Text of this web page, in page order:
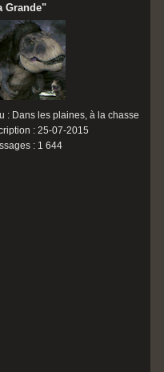
Grande"
: Dans les plaines, à la chasse
: 25-07-2015
: 1 644